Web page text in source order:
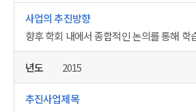
향후 학회 내에서 종합적인 논의를 통해 학
2015